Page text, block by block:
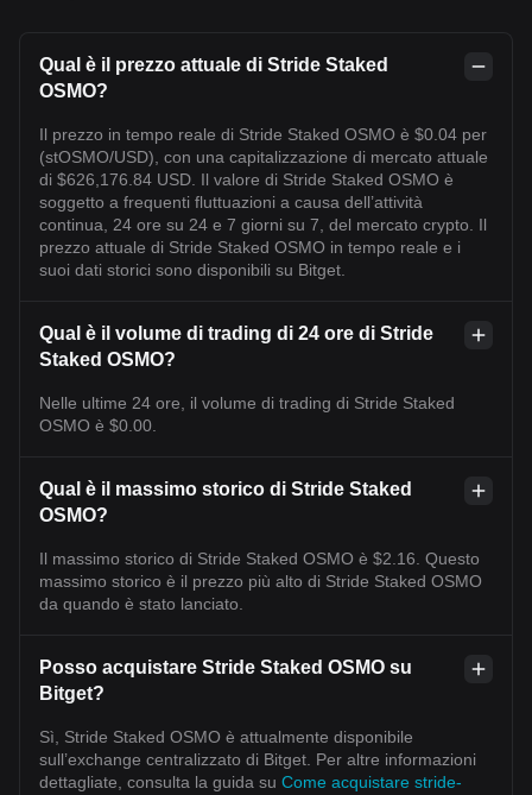
Qual è il prezzo attuale di Stride Staked
OSMO?
Il prezzo in tempo reale di Stride Staked OSMO è $0.04 per
(stOSMO/USD), con una capitalizzazione di mercato attuale
di $626,176.84 USD. Il valore di Stride Staked OSMO è
soggetto a frequenti fluttuazioni a causa dell’attività
continua, 24 ore su 24 e 7 giorni su 7, del mercato crypto. Il
prezzo attuale di Stride Staked OSMO in tempo reale e i
suoi dati storici sono disponibili su Bitget.
Qual è il volume di trading di 24 ore di Stride
Staked OSMO?
Nelle ultime 24 ore, il volume di trading di Stride Staked
OSMO è $0.00.
Qual è il massimo storico di Stride Staked
OSMO?
Il massimo storico di Stride Staked OSMO è $2.16. Questo
massimo storico è il prezzo più alto di Stride Staked OSMO
da quando è stato lanciato.
Posso acquistare Stride Staked OSMO su
Bitget?
Sì, Stride Staked OSMO è attualmente disponibile
sull’exchange centralizzato di Bitget. Per altre informazioni
dettagliate, consulta la guida su Come acquistare stride-